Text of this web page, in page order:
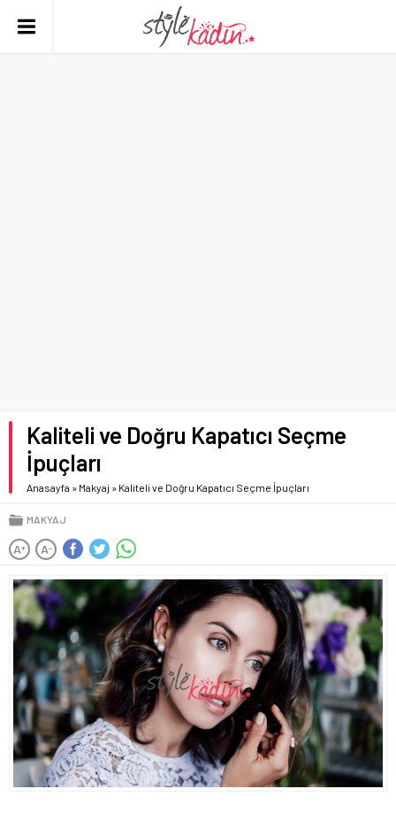
Kaliteli ve Doğru Kapatıcı Seçme
İpuçları
Anasayfa » Makyaj » Kaliteli ve Doğru Kapatıcı Seçme İpuçları
MAKYAJ
A+ A-